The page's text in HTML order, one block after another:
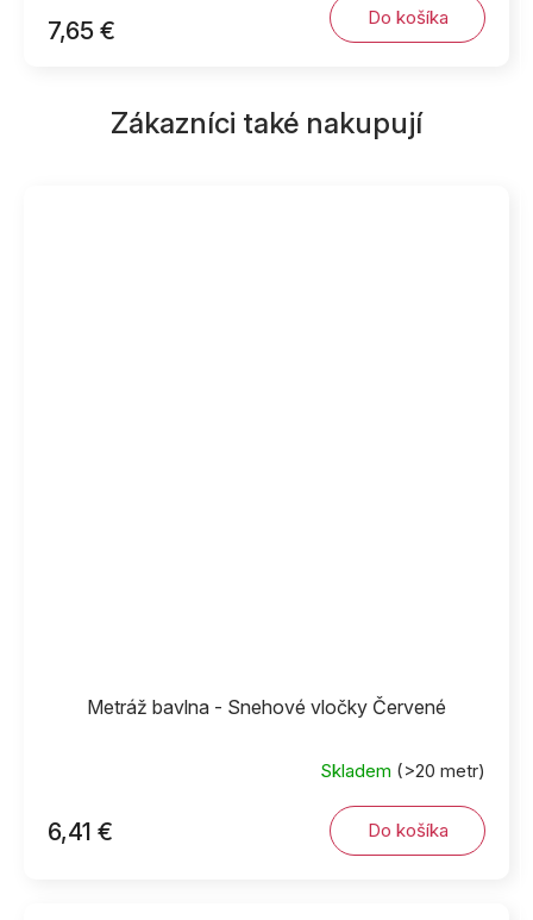
7,65 € Do košíka
Zákazníci také nakupují
Metráž bavlna - Snehové vločky Červené
Skladem (>20 metr)
6,41 € Do košíka